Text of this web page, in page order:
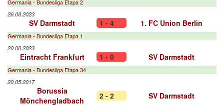
Germania - Bundesliga Etapa 2
26.08.2023
SV Darmstadt 1 - 4 1. FC Union Berlin
Germania - Bundesliga Etapa 1
20.08.2023
Eintracht Frankfurt 1 - 0 SV Darmstadt
Germania - Bundesliga Etapa 34
20.05.2017
Borussia
Mönchengladbach
2 - 2 SV Darmstadt